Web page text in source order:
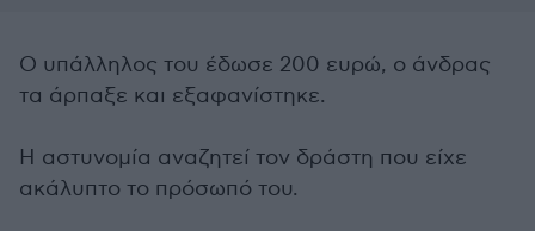
Ο υπάλληλος του έδωσε 200 ευρώ, ο άνδρας
τα άρπαξε και εξαφανίστηκε.
Η αστυνομία αναζητεί τον δράστη που είχε
ακάλυπτο το πρόσωπό του.